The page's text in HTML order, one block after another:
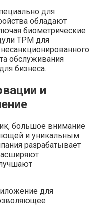
для
обладают
биометрические
TPM для
обслуживания
бизнеса.
и
большое внимание
и уникальным
разрабатывает
для